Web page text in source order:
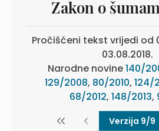
Zakon o
Pročišćeni tekst vrijedi od
03.08.2018.
Narodne novine140/
129/2008, 80/2010, 124/
68/2012, 148/2013,
Verzija 9/9